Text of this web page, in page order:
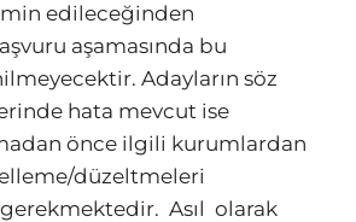
edileceğinden
aşamasında bu
Adayların söz
hata mevcut ise
önce ilgili kurumlardan
düzeltmeleri
Asıl olarak